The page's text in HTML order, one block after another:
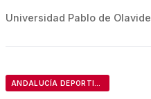
Universidad Pablo de Olavide